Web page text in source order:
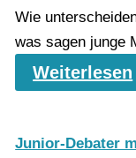
Wie
was sagen junge
Weiterlesen
Junior-Debater